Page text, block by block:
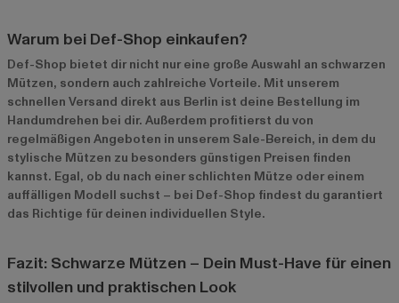
Warum bei Def-Shop einkaufen?
Def-Shop bietet dir nicht nur eine große Auswahl an schwarzen
Mützen, sondern auch zahlreiche Vorteile. Mit unserem
schnellen Versand direkt aus Berlin ist deine Bestellung im
Handumdrehen bei dir. Außerdem profitierst du von
regelmäßigen Angeboten in unserem Sale-Bereich, in dem du
stylische Mützen zu besonders günstigen Preisen finden
kannst. Egal, ob du nach einer schlichten Mütze oder einem
auffälligen Modell suchst – bei Def-Shop findest du garantiert
das Richtige für deinen individuellen Style.
Fazit: Schwarze Mützen – Dein Must-Have für einen
stilvollen und praktischen Look